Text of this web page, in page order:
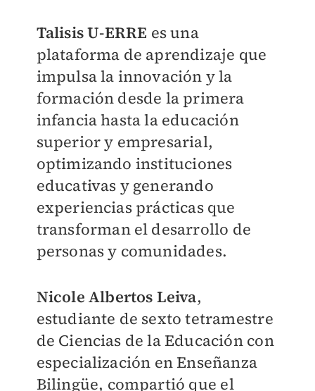
Talisis U-ERRE es una
plataforma de aprendizaje que
impulsa la innovación y la
formación desde la primera
infancia hasta la educación
superior y empresarial,
optimizando instituciones
educativas y generando
experiencias prácticas que
transforman el desarrollo de
personas y comunidades.
Nicole Albertos Leiva,
estudiante de sexto tetramestre
de Ciencias de la Educación con
especialización en Enseñanza
Bilingüe, compartió que el